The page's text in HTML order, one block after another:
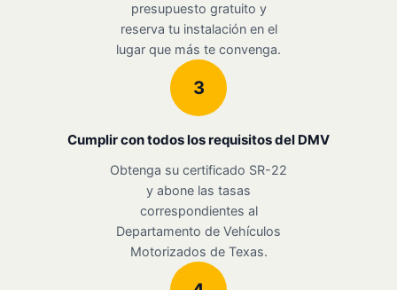
presupuesto gratuito y
reserva tu instalación en el
lugar que más te convenga.
3
Cumplir con todos los requisitos del DMV
Obtenga su certificado SR-22
y abone las tasas
correspondientes al
Departamento de Vehículos
Motorizados de Texas.